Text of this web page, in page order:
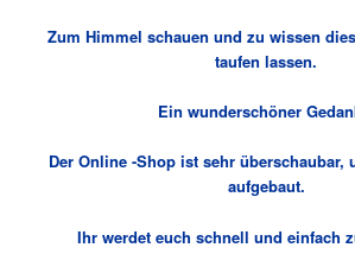
Zum Himmel schauen und zu wissen
taufen lassen.
Ein wunderschöner
Der Online -Shop ist sehr
aufgebaut.
Ihr werdet euch schnell und einfach